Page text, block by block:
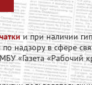
и при наличии
надзору в сфере
«Газета «Рабочий